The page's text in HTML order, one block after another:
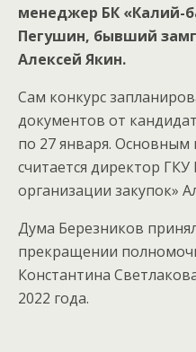
менеджер БК «Калий-
Пегушин, бывший
Алексей Якин.
Сам конкурс
документов от
по 27 января. Основным
считается директор
организации закупок»
Дума Березников
прекращении
Константина
2022 года.